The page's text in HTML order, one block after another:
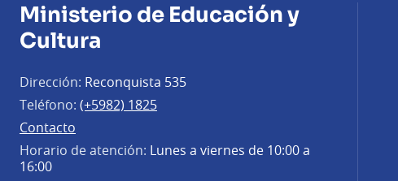
Ministerio de Educación y
Cultura
Dirección: Reconquista 535
Teléfono: (+5982) 1825
Contacto
Horario de atención: Lunes a viernes de 10:00 a
16:00